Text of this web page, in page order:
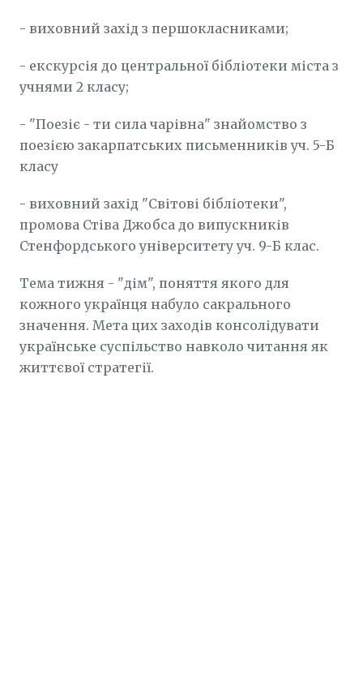
- виховний захід з першокласниками;
- екскурсія до центральної бібліотеки міста з
учнями 2 класу;
- "Поезіє - ти сила чарівна" знайомство з
поезією закарпатських письменників уч. 5-Б
класу
- виховний захід "Світові бібліотеки",
промова Стіва Джобса до випускників
Стенфордського університету уч. 9-Б клас.
Тема тижня - "дім", поняття якого для
кожного українця набуло сакрального
значення. Мета цих заходів консолідувати
українське суспільство навколо читання як
життєвої стратегії.